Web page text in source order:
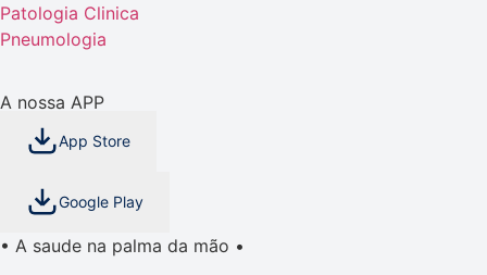
Patologia Clinica
Pneumologia
A nossa APP
App Store
Google Play
• A saude na palma da mão •